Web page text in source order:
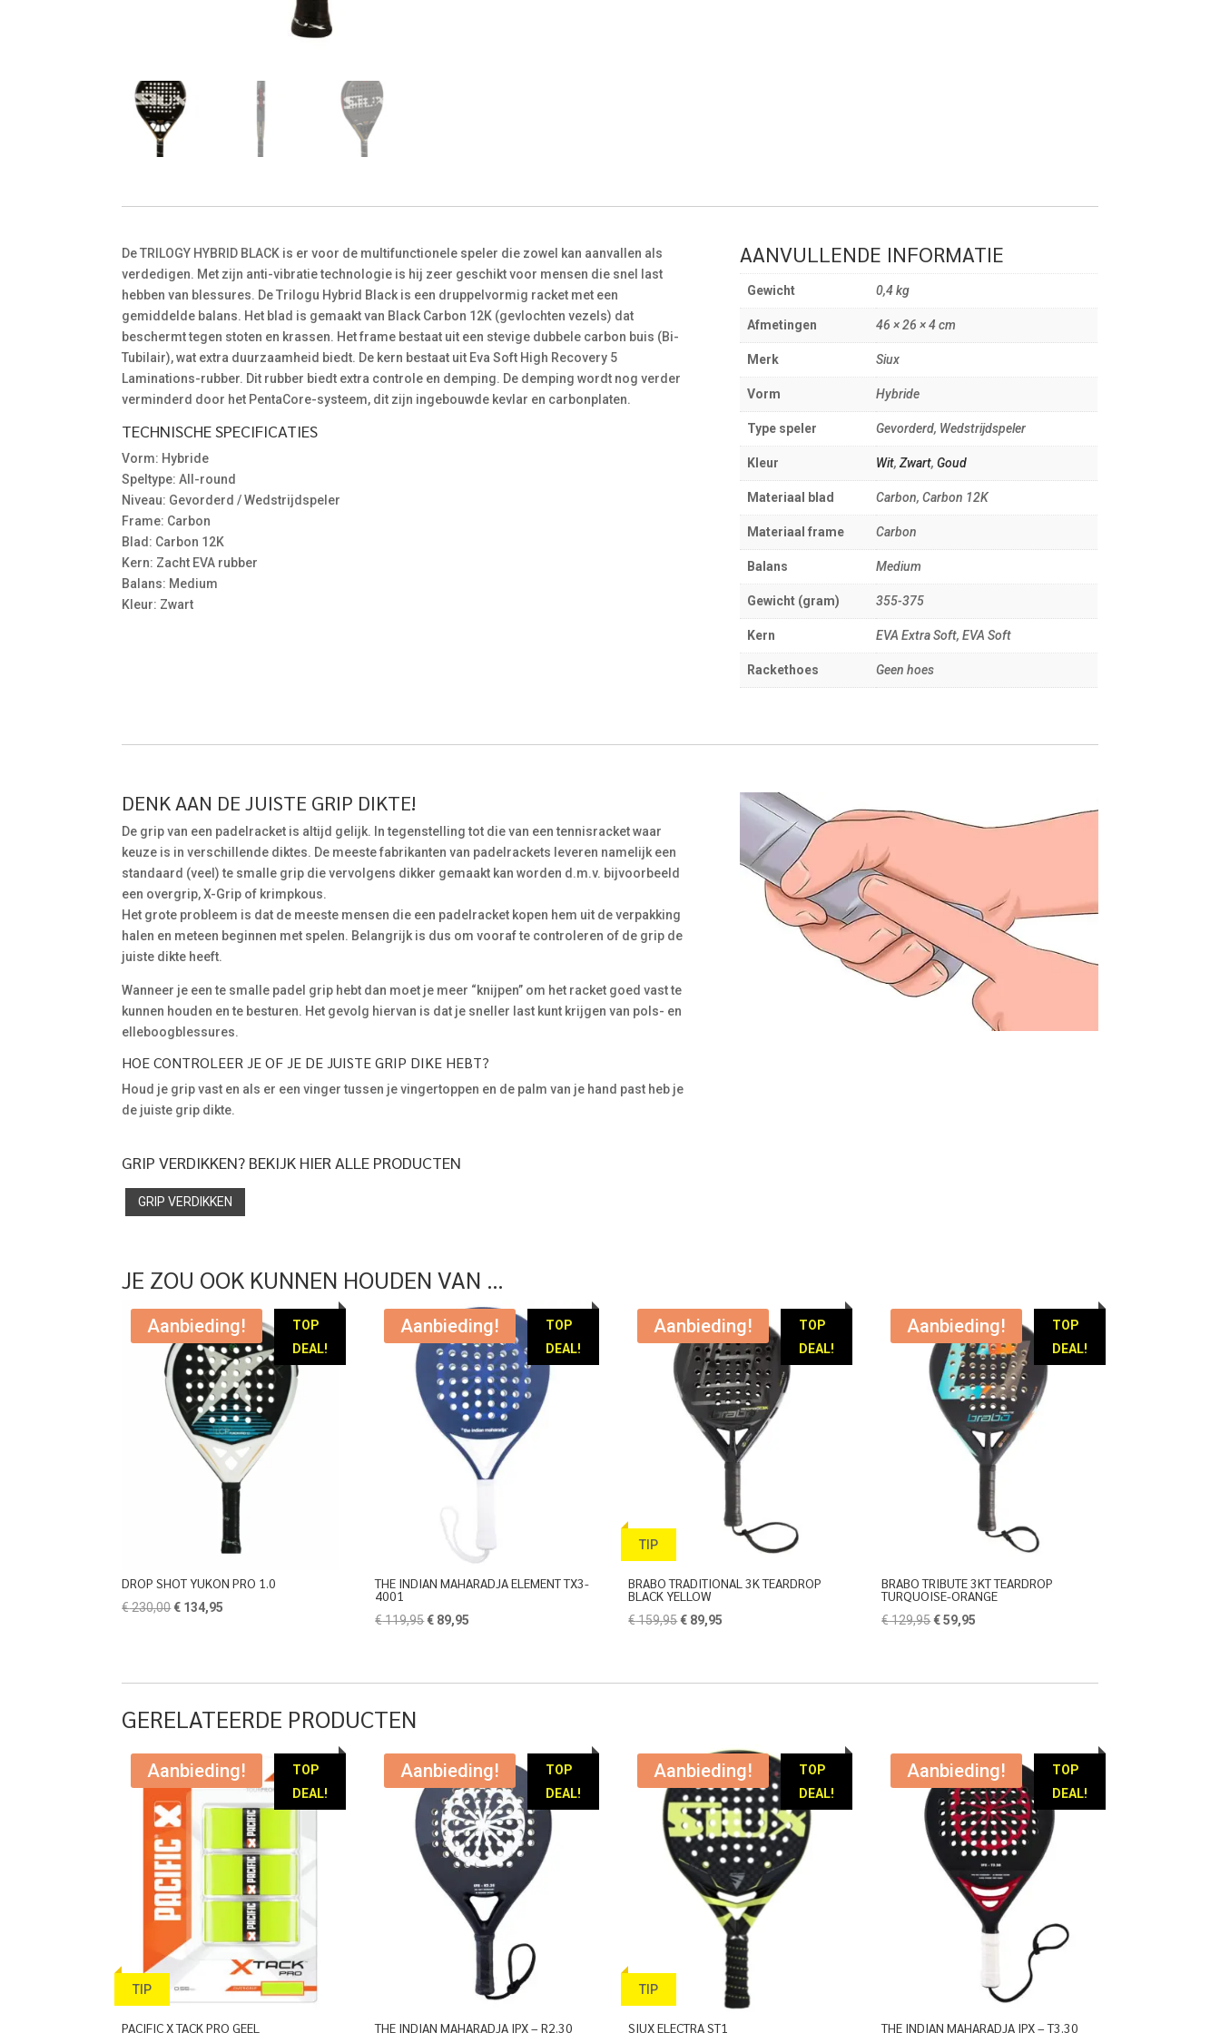
De TRILOGY HYBRID BLACK is er voor de multifunctionele speler die zowel kan aanvallen als
verdedigen. Met zijn anti-vibratie technologie is hij zeer geschikt voor mensen die snel last
hebben van blessures. De Trilogu Hybrid Black is een druppelvormig racket met een
gemiddelde balans. Het blad is gemaakt van Black Carbon 12K (gevlochten vezels) dat
beschermt tegen stoten en krassen. Het frame bestaat uit een stevige dubbele carbon buis (Bi-
Tubilair), wat extra duurzaamheid biedt. De kern bestaat uit Eva Soft High Recovery 5
Laminations-rubber. Dit rubber biedt extra controle en demping. De demping wordt nog verder
verminderd door het PentaCore-systeem, dit zijn ingebouwde kevlar en carbonplaten.
TECHNISCHE SPECIFICATIES
Vorm: Hybride
Speltype: All-round
Niveau: Gevorderd / Wedstrijdspeler
Frame: Carbon
Blad: Carbon 12K
Kern: Zacht EVA rubber
Balans: Medium
Kleur: Zwart
AANVULLENDE INFORMATIE
Gewicht 0,4 kg
Afmetingen 46 × 26 × 4 cm
Merk Siux
Vorm Hybride
Type speler Gevorderd, Wedstrijdspeler
Kleur Wit, Zwart, Goud
Materiaal blad Carbon, Carbon 12K
Materiaal frame Carbon
Balans Medium
Gewicht (gram) 355-375
Kern EVA Extra Soft, EVA Soft
Rackethoes Geen hoes
DENK AAN DE JUISTE GRIP DIKTE!
De grip van een padelracket is altijd gelijk. In tegenstelling tot die van een tennisracket waar
keuze is in verschillende diktes. De meeste fabrikanten van padelrackets leveren namelijk een
standaard (veel) te smalle grip die vervolgens dikker gemaakt kan worden d.m.v. bijvoorbeeld
een overgrip, X-Grip of krimpkous.
Het grote probleem is dat de meeste mensen die een padelracket kopen hem uit de verpakking
halen en meteen beginnen met spelen. Belangrijk is dus om vooraf te controleren of de grip de
juiste dikte heeft.
Wanneer je een te smalle padel grip hebt dan moet je meer “knijpen” om het racket goed vast te
kunnen houden en te besturen. Het gevolg hiervan is dat je sneller last kunt krijgen van pols- en
elleboogblessures.
HOE CONTROLEER JE OF JE DE JUISTE GRIP DIKE HEBT?
Houd je grip vast en als er een vinger tussen je vingertoppen en de palm van je hand past heb je
de juiste grip dikte.
GRIP VERDIKKEN? BEKIJK HIER ALLE PRODUCTEN
GRIP VERDIKKEN
JE ZOU OOK KUNNEN HOUDEN VAN …
TOP
DEAL!
Aanbieding!
DROP SHOT YUKON PRO 1.0
€230,00Oorspronkelijke
€ 134,95
TOP
DEAL!
Aanbieding!
THE INDIAN MAHARADJA ELEMENT TX3-
4001
€119,95Oorspronkelijke
€ 89,95
TOP
DEAL!
TIP
Aanbieding!
BRABO TRADITIONAL 3K TEARDROP
BLACK YELLOW
€159,95Oorspronkelijke
€ 89,95
TOP
DEAL!
Aanbieding!
BRABO TRIBUTE 3KT TEARDROP
TURQUOISE-ORANGE
€129,95Oorspronkelijke
€59,95
GERELATEERDE PRODUCTEN
TOP
DEAL!
TIP
Aanbieding!
PACIFIC X TACK PRO GEEL
TOP
DEAL!
Aanbieding!
THE INDIAN MAHARADJA IPX – R2.30
TOP
DEAL!
TIP
Aanbieding!
SIUX ELECTRA ST1
TOP
DEAL!
Aanbieding!
THE INDIAN MAHARADJA IPX – T3.30